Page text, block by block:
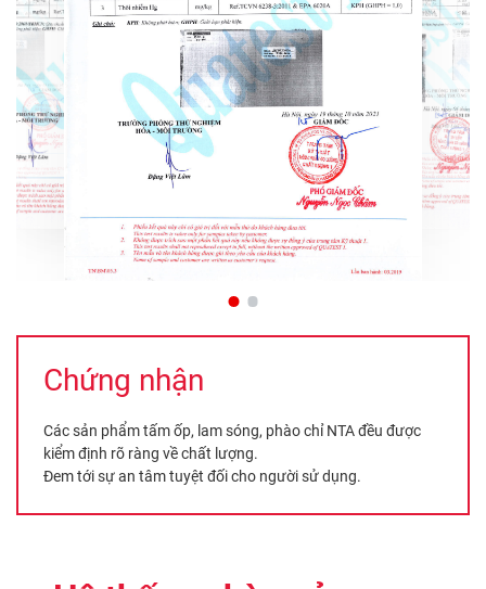
Chứng nhận
Các sản phẩm tấm ốp, lam sóng, phào chỉ NTA đều được
kiểm định rõ ràng về chất lượng.
Đem tới sự an tâm tuyệt đối cho người sử dụng.